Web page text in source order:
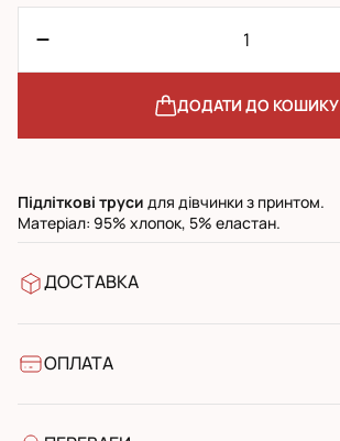
ДОДАТИ ДО КОШИКУ
Підліткові труси для дівчинки з принтом.
Матеріал: 95% хлопок, 5% еластан.
ДОСТАВКА
УкрПошта стандарт
ОПЛАТА
Банківський переказ